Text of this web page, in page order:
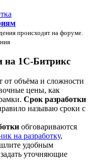
происходят на форуме.
на 1С-Битрикс
от объёма и сложности
цены, как
Срок разработки
называю сроки с
обговариваются
на разработку,
удобным
уточняющие